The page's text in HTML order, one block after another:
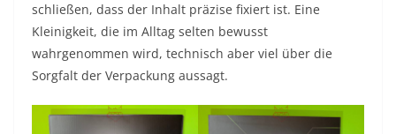
schließen, dass der Inhalt präzise fixiert ist. Eine
Kleinigkeit, die im Alltag selten bewusst
wahrgenommen wird, technisch aber viel über die
Sorgfalt der Verpackung aussagt.